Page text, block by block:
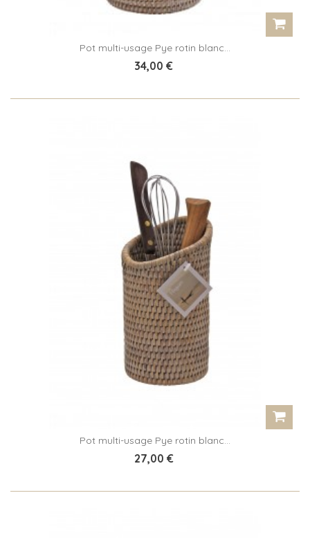
Pot multi-usage Pye rotin blanc...
34,00 €
Pot multi-usage Pye rotin blanc...
27,00 €